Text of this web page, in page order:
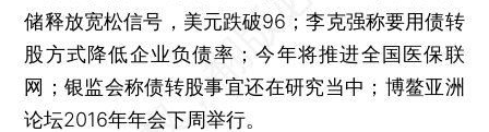
储释放宽松信号，美元跌破96；李克强称要用债转
股方式降低企业负债率；今年将推进全国医保联
网；银监会称债转股事宜还在研究当中；博鳌亚洲
论坛2016年年会下周举行。